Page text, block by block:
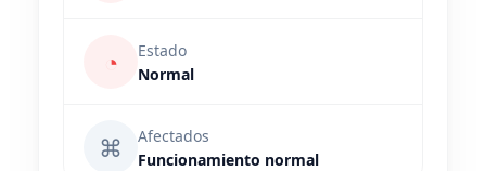
◔
Estado
Normal
⌘
Afectados
Funcionamiento normal